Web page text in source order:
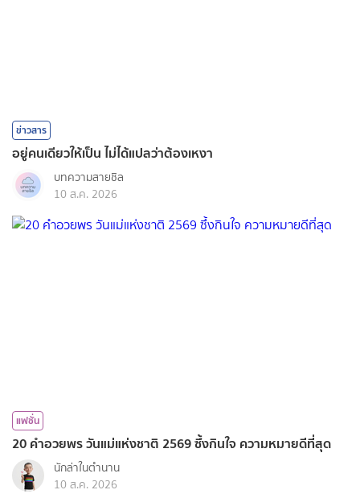
ข่าวสาร
อยู่คนเดียวให้เป็น ไม่ได้แปลว่าต้องเหงา
บทความสายชิล
10 ส.ค. 2026
แฟชั่น
20 คำอวยพร วันแม่แห่งชาติ 2569 ซึ้งกินใจ ความหมายดีที่สุด
นักล่าในตำนาน
10 ส.ค. 2026